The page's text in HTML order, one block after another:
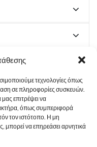
τεχνολογίες όπως
σε πληροφορίες συσκευών.
επιτρέψει να
όπως συμπεριφορά
τον ιστότοπο. Η μη
να επηρεάσει αρνητικά